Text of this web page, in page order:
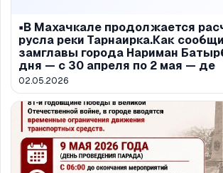
▪️В Махачкале продолжается
русла реки Тарнаирка.Как
замглавы города Нариман
дня — с 30 апреля по 2 мая — де
02.05.2026